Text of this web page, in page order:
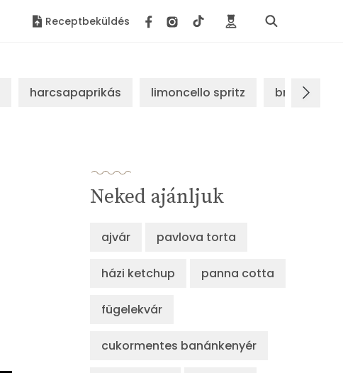
Receptbeküldés
harcsapaprikás limoncello spritz brassói
Neked ajánljuk
ajvár pavlova torta
házi ketchup panna cotta
fügelekvár
cukormentes banánkenyér